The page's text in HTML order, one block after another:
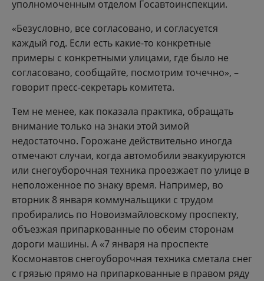
уполномоченным отделом Госавтоинспекции.
«Безусловно, все согласовано, и согласуется
каждый год. Если есть какие-то конкретные
примеры с конкретными улицами, где было не
согласовано, сообщайте, посмотрим точечно», –
говорит пресс-секретарь комитета.
Тем не менее, как показала практика, обращать
внимание только на знаки этой зимой
недостаточно. Горожане действительно иногда
отмечают случаи, когда автомобили эвакуируются
или снегоуборочная техника проезжает по улице в
неположенное по знаку время. Например, во
вторник 8 января коммунальщики с трудом
пробирались по Новоизмайловскому проспекту,
объезжая припаркованные по обеим сторонам
дороги машины. А «7 января на проспекте
Космонавтов снегоуборочная техника сметала снег
с грязью прямо на припаркованные в правом ряду